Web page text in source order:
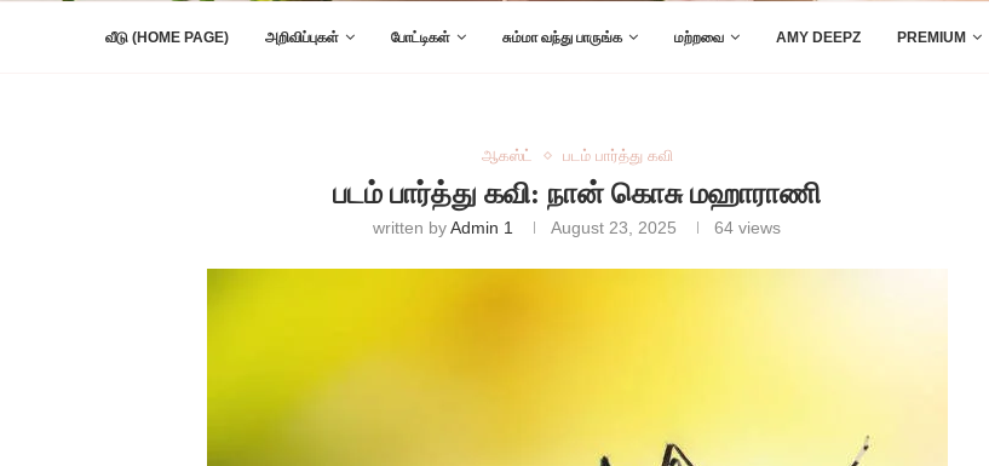
வீடு (HOME PAGE) அறிவிப்புகள் போட்டிகள் சும்மா வந்து பாருங்க மற்றவை AMY DEEPZ PREMIUM
ஆகஸ்ட் படம் பார்த்து கவி
படம் பார்த்து கவி: நான் கொசு மஹாராணி
written byAdmin 1 August 23, 2025 64 views